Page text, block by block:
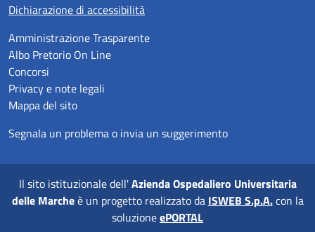
Dichiarazione di accessibilità
Amministrazione Trasparente
Albo Pretorio On Line
Concorsi
Privacy e note legali
Mappa del sito
Segnala un problema o invia un suggerimento
Il sito istituzionale dell'Azienda Ospedaliero Universitaria
delle Marcheè un progetto realizzato da ISWEB S.p.A.con la
soluzioneePORTAL